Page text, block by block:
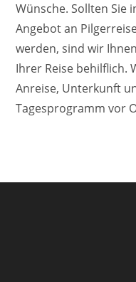
Wünsche. Sollten Sie
Angebot an
werden, sind wir
Ihrer Reise behilflich.
Anreise, Unterkunft
Tagesprogramm vor